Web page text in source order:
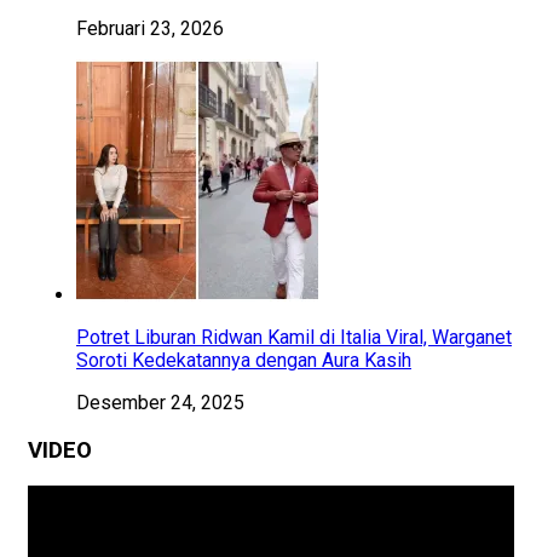
Februari 23, 2026
Potret Liburan Ridwan Kamil di Italia Viral, Warganet
Soroti Kedekatannya dengan Aura Kasih
Desember 24, 2025
VIDEO